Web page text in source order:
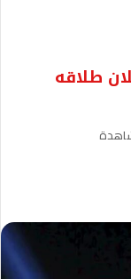
طلاقه